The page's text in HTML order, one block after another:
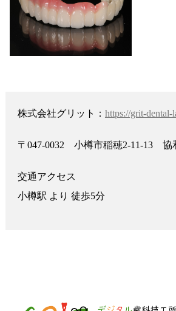
株式会社グリット： https://grit-dental-
〒047-0032 小樽市稲穂2-11-13 協
交通アクセス
小樽駅 より 徒歩5分